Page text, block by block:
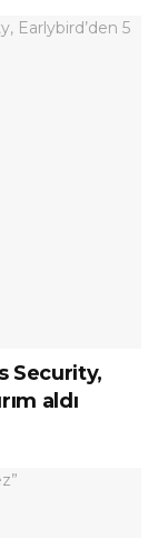
Security,
aldı